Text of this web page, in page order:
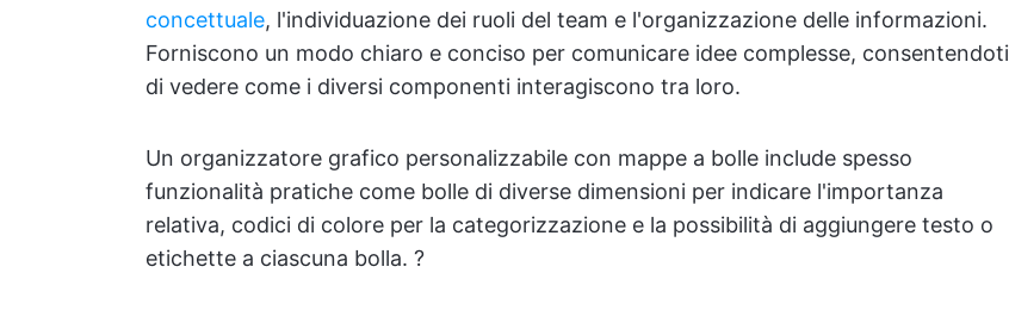
concettuale, l'individuazione dei ruoli del team e l'organizzazione delle informazioni.
Forniscono un modo chiaro e conciso per comunicare idee complesse, consentendoti
di vedere come i diversi componenti interagiscono tra loro.
Un organizzatore grafico personalizzabile con mappe a bolle include spesso
funzionalità pratiche come bolle di diverse dimensioni per indicare l'importanza
relativa, codici di colore per la categorizzazione e la possibilità di aggiungere testo o
etichette a ciascuna bolla. ?